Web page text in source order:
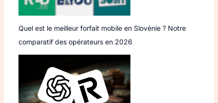
Quel est le meilleur forfait mobile en Slovénie ? Notre
comparatif des opérateurs en 2026